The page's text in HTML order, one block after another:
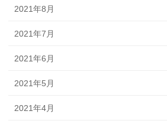
2021年8月
2021年7月
2021年6月
2021年5月
2021年4月